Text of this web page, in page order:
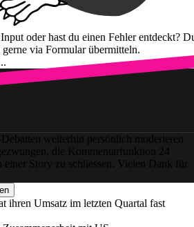
oder hast du einen Fehler entdeckt?
via Formular übermitteln.
weiterhin persönlich moderieren
die Kommentarfunktion 24
Story zu schliessen. Vielen Dank für
ihren Umsatz im letzten Quartal fast